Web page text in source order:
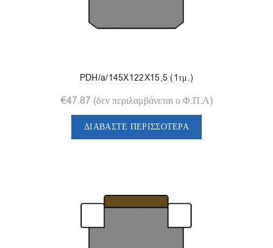
PDH/a/145X122X15,5 (1τμ.)
€47.87 (δεν περιλαμβάνεται ο Φ.Π.Α)
ΔΙΑΒΆΣΤΕ ΠΕΡΙΣΣΌΤΕΡΑ